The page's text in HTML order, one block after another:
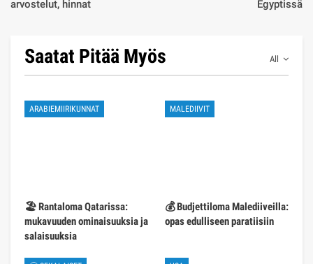
arvostelut, hinnat
Egyptissä
All
Saatat Pitää Myös
ARABIEMIIRIKUNNAT
🏖️ Rantaloma Qatarissa:
mukavuuden ominaisuuksia ja
salaisuuksia
MALEDIIVIT
💰 Budjettiloma Malediiveilla:
opas edulliseen paratiisiin